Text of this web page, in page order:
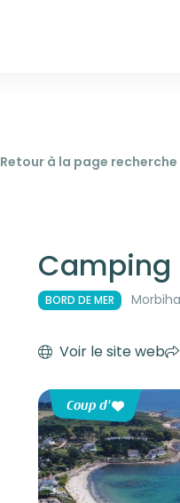
Retour à la page recherche
Camping
BORD DE MER
Voir le site web
Coup d'